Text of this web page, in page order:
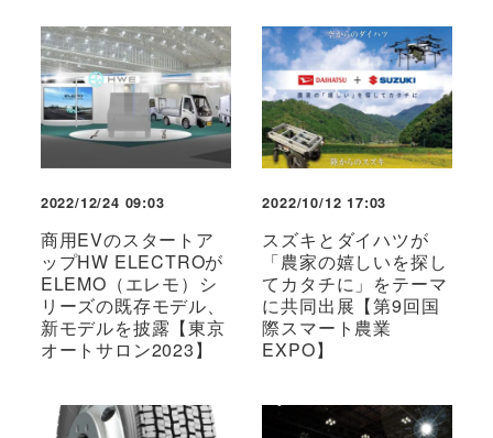
2022/12/24 09:03
商用EVのスタートア
ップHW ELECTROが
ELEMO（エレモ）シ
リーズの既存モデル、
新モデルを披露【東京
オートサロン2023】
2022/10/12 17:03
スズキとダイハツが
「農家の嬉しいを探し
てカタチに」をテーマ
に共同出展【第9回国
際スマート農業
EXPO】